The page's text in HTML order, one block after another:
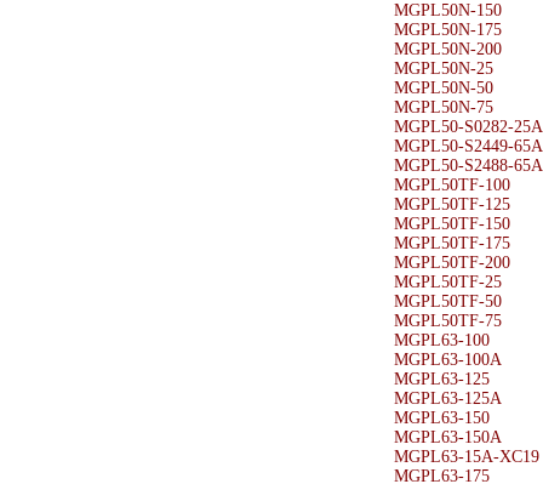
MGPL50N-150
MGPL50N-175
MGPL50N-200
MGPL50N-25
MGPL50N-50
MGPL50N-75
MGPL50-S0282-25A
MGPL50-S2449-65A
MGPL50-S2488-65A
MGPL50TF-100
MGPL50TF-125
MGPL50TF-150
MGPL50TF-175
MGPL50TF-200
MGPL50TF-25
MGPL50TF-50
MGPL50TF-75
MGPL63-100
MGPL63-100A
MGPL63-125
MGPL63-125A
MGPL63-150
MGPL63-150A
MGPL63-15A-XC19
MGPL63-175